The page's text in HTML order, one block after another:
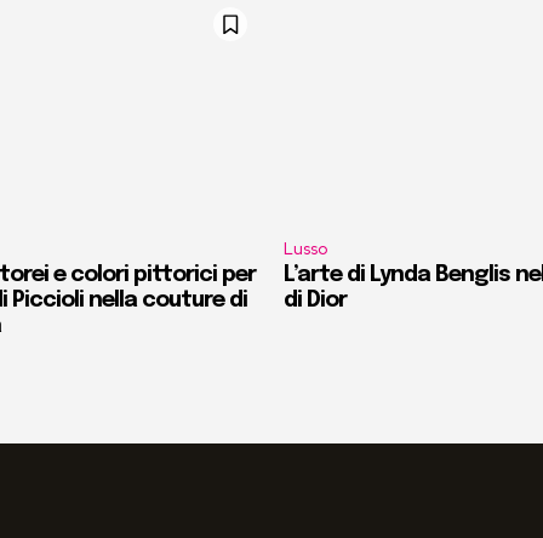
e colori pittorici per
Piccioli nella couture di
Lusso
L’arte di Lynda Benglis
di Dior